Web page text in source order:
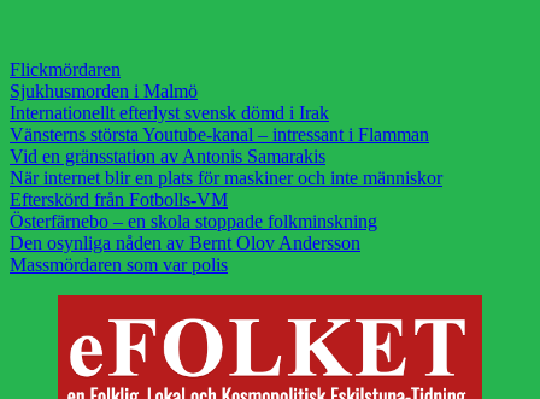
Flickmördaren
Sjukhusmorden i Malmö
Internationellt efterlyst svensk dömd i Irak
Vänsterns största Youtube-kanal – intressant i Flamman
Vid en gränsstation av Antonis Samarakis
När internet blir en plats för maskiner och inte människor
Efterskörd från Fotbolls-VM
Österfärnebo – en skola stoppade folkminskning
Den osynliga nåden av Bernt Olov Andersson
Massmördaren som var polis